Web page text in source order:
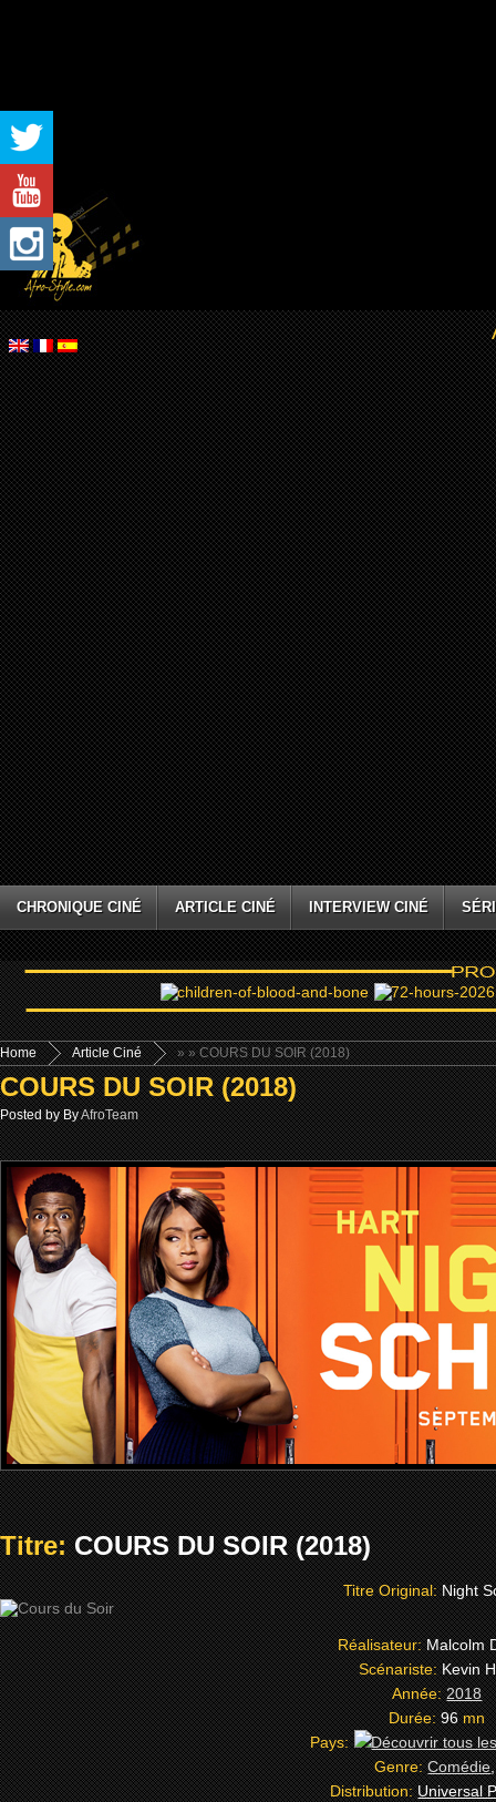
CHRONIQUE CINÉ ARTICLE CINÉ INTERVIEW CINÉ
Home »
Article Ciné » COURS DU SOIR (2018)
COURS DU SOIR (2018)
Posted by ByAfroTeam
Titre:COURS DU SOIR (2018)
Titre Original:Night
Réalisateur:Malcolm
Scénariste:Kevin
Année:2018
Durée:96mn
Pays:
Genre:Comédie
Distribution:Universal